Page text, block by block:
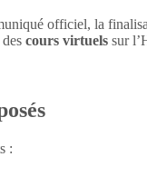
officiel, la
des cours virtuels sur
: